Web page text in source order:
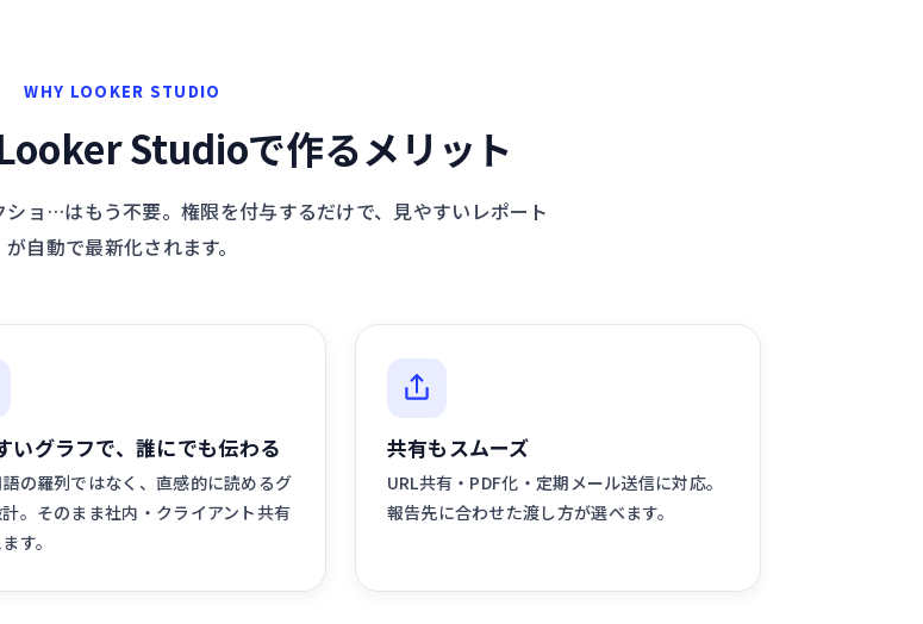
WHY LOOKER STUDIO
Studioで作るメリット
ョ…はもう不要。権限を付与するだけで、見やすいレポート
が自動で最新化されます。
いグラフで、誰にでも伝わる
の羅列ではなく、直感的に読めるグ
。そのまま社内・クライアント共有
す。
共有もスムーズ
URL共有・PDF化・定期メール送信に対応。
報告先に合わせた渡し方が選べます。